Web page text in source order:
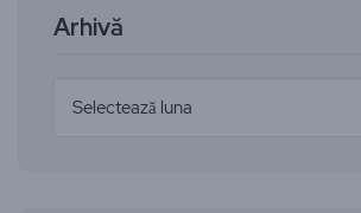
Arhivă